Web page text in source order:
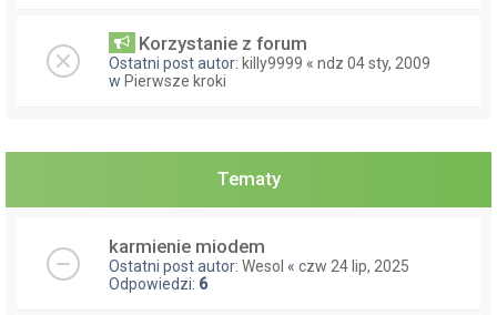
Korzystanie z forum
Ostatni post autor: killy9999 « ndz 04 sty, 2009
w Pierwsze kroki
Tematy
karmienie miodem
Ostatni post autor: Wesol « czw 24 lip, 2025
Odpowiedzi: 6